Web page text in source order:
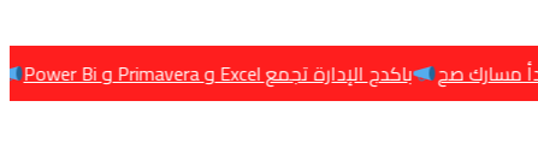
باكدج الإدارة تجمع Excel و Primavera و Power Bi باكدج